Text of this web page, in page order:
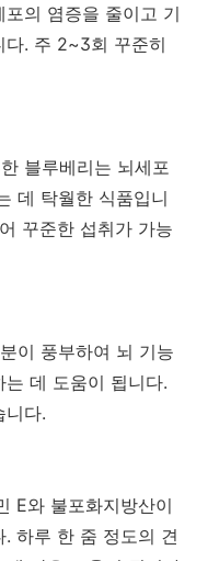
의 염증을 줄이고 기
다. 주 2~3회 꾸준히
블루베리는 뇌세포
데 탁월한 식품입니
꾸준한 섭취가 가능
이 풍부하여 뇌 기능
데 도움이 됩니다.
니다.
E와 불포화지방산이
하루 한 줌 정도의 견